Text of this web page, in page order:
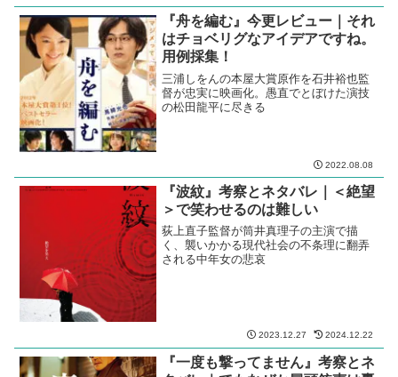
『舟を編む』今更レビュー｜それ
はチョベリグなアイデアですね。
用例採集！
三浦しをんの本屋大賞原作を石井裕也監
督が忠実に映画化。愚直でとぼけた演技
の松田龍平に尽きる
2022.08.08
『波紋』考察とネタバレ｜＜絶望
＞で笑わせるのは難しい
荻上直子監督が筒井真理子の主演で描
く、襲いかかる現代社会の不条理に翻弄
される中年女の悲哀
2023.12.27 2024.12.22
『一度も撃ってません』考察とネ